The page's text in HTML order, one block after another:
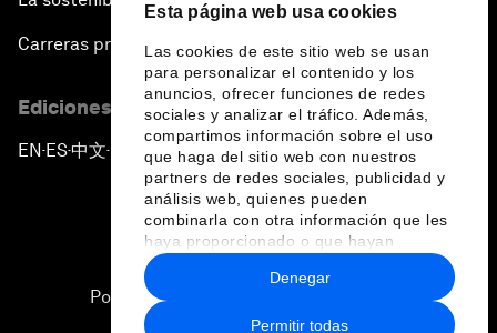
Esta página web usa cookies
Las cookies de este sitio web se usan
para personalizar el contenido y los
anuncios, ofrecer funciones de redes
sociales y analizar el tráfico. Además,
compartimos información sobre el uso
que haga del sitio web con nuestros
partners de redes sociales, publicidad y
análisis web, quienes pueden
combinarla con otra información que les
haya proporcionado o que hayan
recopilado a partir del uso que haya
hecho de sus servicios.
Permitir todas
Denegar
Carreras profesionales
Ediciones en otros idiomas
EN ▪ES▪中文▪ 日本語
Política de privacidad y normas de uso